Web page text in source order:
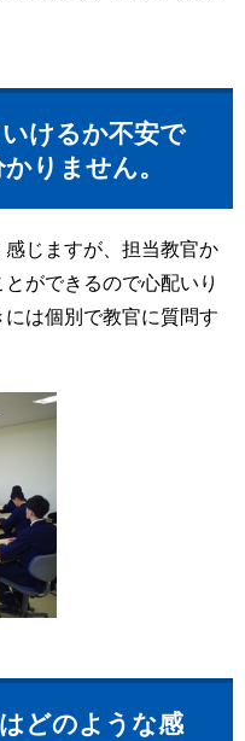
けるか不安で
りません。
じますが、担当教官か
ができるので心配いり
は個別で教官に質問す
どのような感